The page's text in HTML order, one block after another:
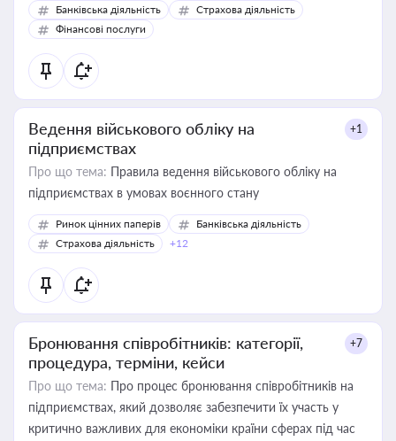
Банківська діяльність
Страхова діяльність
Фінансові послуги
Ведення військового обліку на
підприємствах
+1
Про що тема: Правила ведення військового обліку на
підприємствах в умовах воєнного стану
Ринок цінних паперів
Банківська діяльність
Страхова діяльність
+12
Бронювання співробітників: категорії,
процедура, терміни, кейси
+7
Про що тема: Про процес бронювання співробітників на
підприємствах, який дозволяє забезпечити їх участь у
критично важливих для економіки країни сферах під час